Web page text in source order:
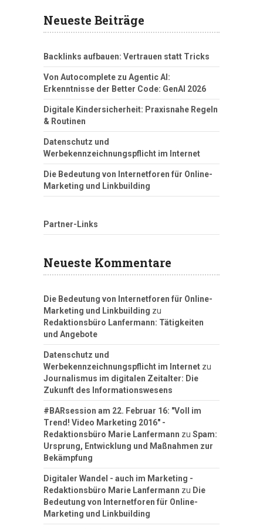
Neueste Beiträge
Backlinks aufbauen: Vertrauen statt Tricks
Von Autocomplete zu Agentic AI:
Erkenntnisse der Better Code: GenAI 2026
Digitale Kindersicherheit: Praxisnahe Regeln
& Routinen
Datenschutz und
Werbekennzeichnungspflicht im Internet
Die Bedeutung von Internetforen für Online-
Marketing und Linkbuilding
Partner-Links
Neueste Kommentare
Die Bedeutung von Internetforen für Online-
Marketing und Linkbuilding zu
Redaktionsbüro Lanfermann: Tätigkeiten
und Angebote
Datenschutz und
Werbekennzeichnungspflicht im Internet zu
Journalismus im digitalen Zeitalter: Die
Zukunft des Informationswesens
#BARsession am 22. Februar 16: "Voll im
Trend! Video Marketing 2016" -
Redaktionsbüro Marie Lanfermann zu Spam:
Ursprung, Entwicklung und Maßnahmen zur
Bekämpfung
Digitaler Wandel - auch im Marketing -
Redaktionsbüro Marie Lanfermann zu Die
Bedeutung von Internetforen für Online-
Marketing und Linkbuilding